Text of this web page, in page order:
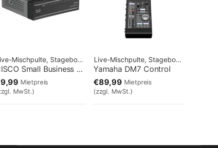
Live-Mischpulte, Stageboxen Marke:Cisco
CISCO Small Business 8P NSW Switch Lan
Mietpreis
MwSt.)
Live-Mischpulte, Stageboxen
Yamaha DM7 Control
€89,99 Mietpreis
(zzgl. MwSt.)